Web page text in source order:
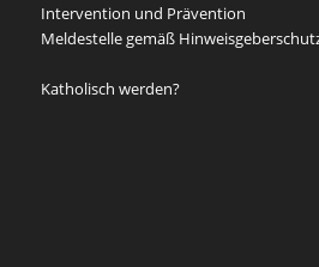
Intervention und Prävention
Meldestelle gemäß
Katholisch werden?